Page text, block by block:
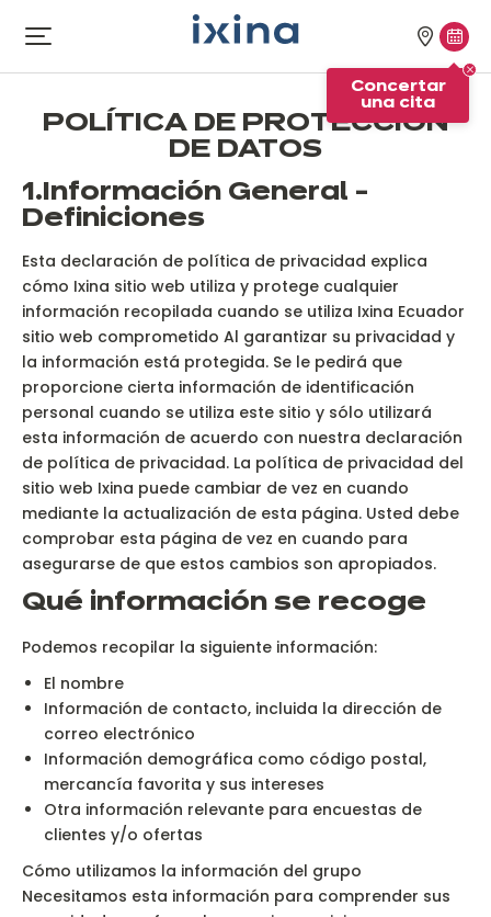
Abrir
el
tiendas
una
Concertar
una cita
POLÍTICA DE PROTECCIÓN
DE DATOS
1. Información General -
Definiciones
Esta declaración de política de privacidad explica
cómo Ixina sitio web utiliza y protege cualquier
información recopilada cuando se utiliza Ixina Ecuador
sitio web comprometido Al garantizar su privacidad y
la información está protegida. Se le pedirá que
proporcione cierta información de identificación
personal cuando se utiliza este sitio y sólo utilizará
esta información de acuerdo con nuestra declaración
de política de privacidad. La política de privacidad del
sitio web Ixina puede cambiar de vez en cuando
mediante la actualización de esta página. Usted debe
comprobar esta página de vez en cuando para
asegurarse de que estos cambios son apropiados.
Qué información se recoge
Podemos recopilar la siguiente información:
El nombre
Información de contacto, incluida la dirección de
correo electrónico
Información demográfica como código postal,
mercancía favorita y sus intereses
Otra información relevante para encuestas de
clientes y/o ofertas
Cómo utilizamos la información del grupo
Necesitamos esta información para comprender sus